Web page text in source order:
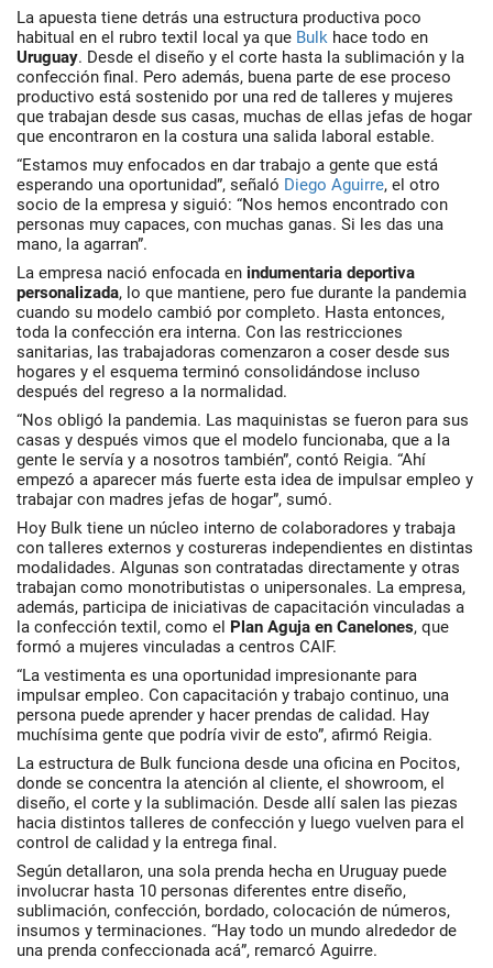
La apuesta tiene detrás una estructura productiva poco
habitual en el rubro textil local ya que Bulk hace todo en
Uruguay. Desde el diseño y el corte hasta la sublimación y la
confección final. Pero además, buena parte de ese proceso
productivo está sostenido por una red de talleres y mujeres
que trabajan desde sus casas, muchas de ellas jefas de hogar
que encontraron en la costura una salida laboral estable.
“Estamos muy enfocados en dar trabajo a gente que está
esperando una oportunidad”, señaló Diego Aguirre, el otro
socio de la empresa y siguió: “Nos hemos encontrado con
personas muy capaces, con muchas ganas. Si les das una
mano, la agarran”.
La empresa nació enfocada en indumentaria deportiva
personalizada, lo que mantiene, pero fue durante la pandemia
cuando su modelo cambió por completo. Hasta entonces,
toda la confección era interna. Con las restricciones
sanitarias, las trabajadoras comenzaron a coser desde sus
hogares y el esquema terminó consolidándose incluso
después del regreso a la normalidad.
“Nos obligó la pandemia. Las maquinistas se fueron para sus
casas y después vimos que el modelo funcionaba, que a la
gente le servía y a nosotros también”, contó Reigia. “Ahí
empezó a aparecer más fuerte esta idea de impulsar empleo y
trabajar con madres jefas de hogar”, sumó.
Hoy Bulk tiene un núcleo interno de colaboradores y trabaja
con talleres externos y costureras independientes en distintas
modalidades. Algunas son contratadas directamente y otras
trabajan como monotributistas o unipersonales. La empresa,
además, participa de iniciativas de capacitación vinculadas a
la confección textil, como el Plan Aguja en Canelones, que
formó a mujeres vinculadas a centros CAIF.
“La vestimenta es una oportunidad impresionante para
impulsar empleo. Con capacitación y trabajo continuo, una
persona puede aprender y hacer prendas de calidad. Hay
muchísima gente que podría vivir de esto”, afirmó Reigia.
La estructura de Bulk funciona desde una oficina en Pocitos,
donde se concentra la atención al cliente, el showroom, el
diseño, el corte y la sublimación. Desde allí salen las piezas
hacia distintos talleres de confección y luego vuelven para el
control de calidad y la entrega final.
Según detallaron, una sola prenda hecha en Uruguay puede
involucrar hasta 10 personas diferentes entre diseño,
sublimación, confección, bordado, colocación de números,
insumos y terminaciones. “Hay todo un mundo alrededor de
una prenda confeccionada acá”, remarcó Aguirre.